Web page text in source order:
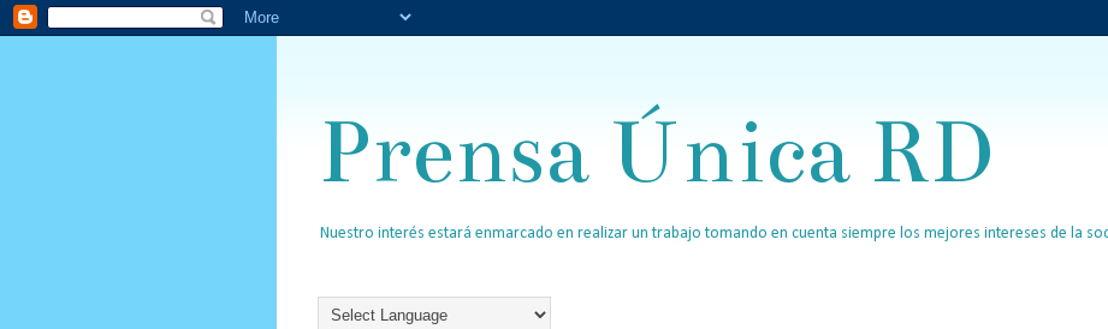
Prensa Única RD
Nuestro interés estará enmarcado en realizar un trabajo tomando en cuenta siempre los mejores intereses de la